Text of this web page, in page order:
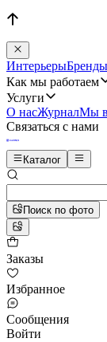
ИнтерьерыБренды
Как мы работаем
Услуги
О насЖурналМы
Связаться с нами
Каталог
Поиск по фото
Заказы
Избранное
Сообщения
Войти